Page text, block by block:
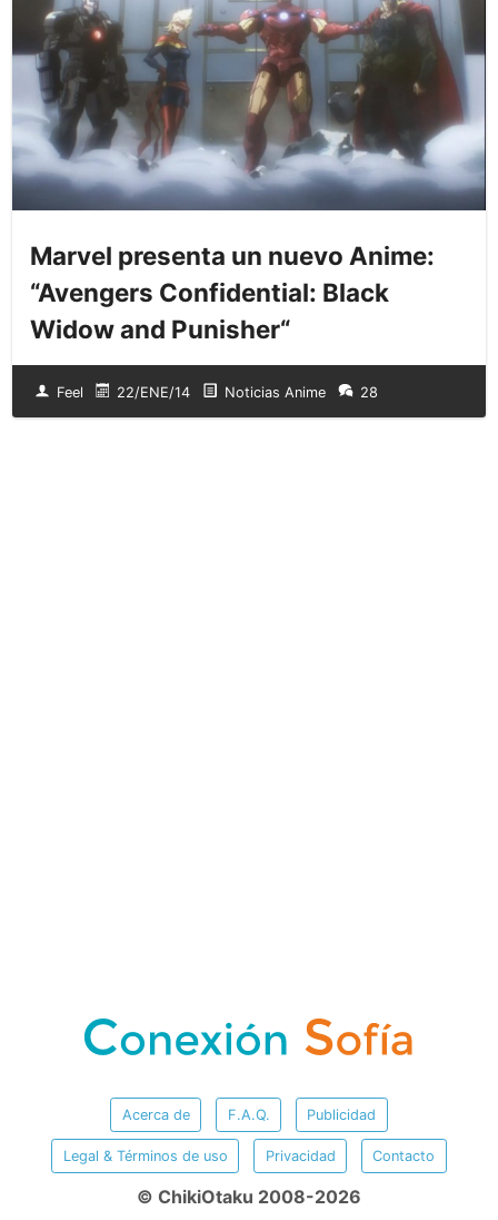
Marvel presenta un nuevo Anime:
“Avengers Confidential: Black
Widow and Punisher“
Feel 22/ENE/14 Noticias Anime 28
Acerca de F.A.Q. Publicidad
Legal & Términos de uso Privacidad Contacto
© ChikiOtaku 2008-2026